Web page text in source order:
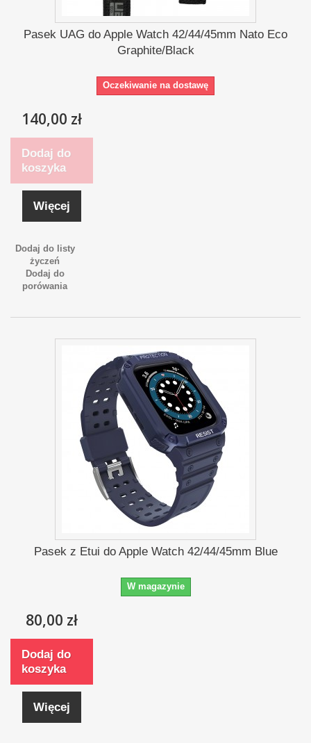
Pasek UAG do Apple Watch 42/44/45mm Nato Eco
Graphite/Black
Oczekiwanie na dostawę
140,00 zł
Dodaj do
koszyka
Więcej
Dodaj do listy
życzeń
Dodaj do
porówania
Pasek z Etui do Apple Watch 42/44/45mm Blue
W magazynie
80,00 zł
Dodaj do
koszyka
Więcej